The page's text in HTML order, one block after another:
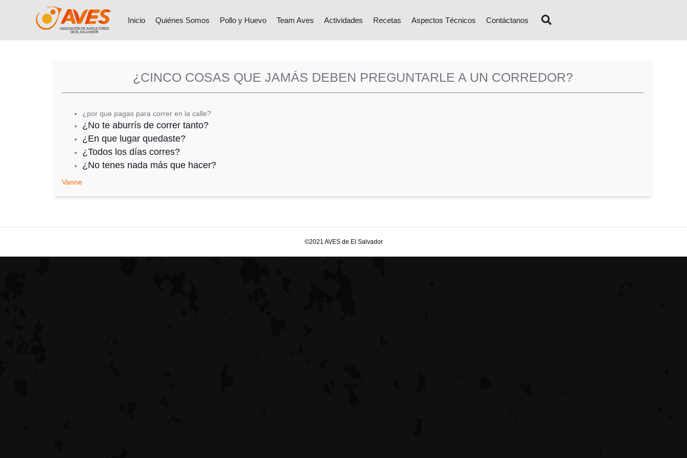
Inicio Quiénes Somos Pollo y Huevo Team Aves Actividades Recetas Aspectos Técnicos Contáctanos
¿CINCO COSAS QUE JAMÁS DEBEN PREGUNTARLE A UN CORREDOR?
¿por que pagas para correr en la calle?
¿No te aburrís de correr tanto?
¿En que lugar quedaste?
¿Todos los días corres?
¿No tenes nada más que hacer?
Vanne
©2021 AVES de El Salvador